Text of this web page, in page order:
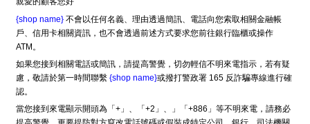
{shop name} 不會以任何名義、理由透過簡訊、電話向您索取相關金融帳
戶、信用卡相關資訊，也不會透過前述方式要求您前往銀行臨櫃或操作
ATM。
如果您接到相關電話或簡訊，請提高警覺，切勿輕信不明來電指示，若有疑
慮，敬請於第一時間聯繫 {shop name}或撥打警政署 165 反詐騙專線進行確
認。
當您接到來電顯示開頭為「+」、「+2」、」「+886」等不明來電，請務必